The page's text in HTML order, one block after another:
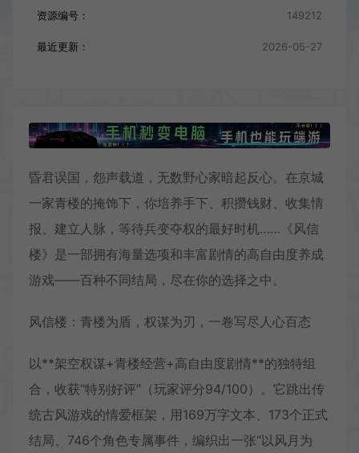
资源编号： 149212
最近更新： 2026-05-27
昏君误国，怨声载道，无数野心家暗起反心。在京城
一家青楼的掩饰下，你培养手下、积攒钱财、收集情
报、建立人脉，等待兵变夺权的最好时机……《风信
楼》是一部拥有海量选项和丰富剧情的高自由度养成
游戏——百种不同结局，尽在你的选择之中。
风信楼：青楼为盾，权谋为刃，一卷写尽人心百态
以**架空权谋+青楼经营+高自由度剧情**的独特组
合，收获“特别好评”（玩家评分94/100）。它跳出传
统古风游戏的情爱框架，用169万字文本、173个正式
结局、746个角色专属事件，编织出一张“以风月为